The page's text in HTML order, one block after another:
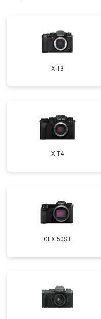
X-T3
X-T4
GFX 50SII